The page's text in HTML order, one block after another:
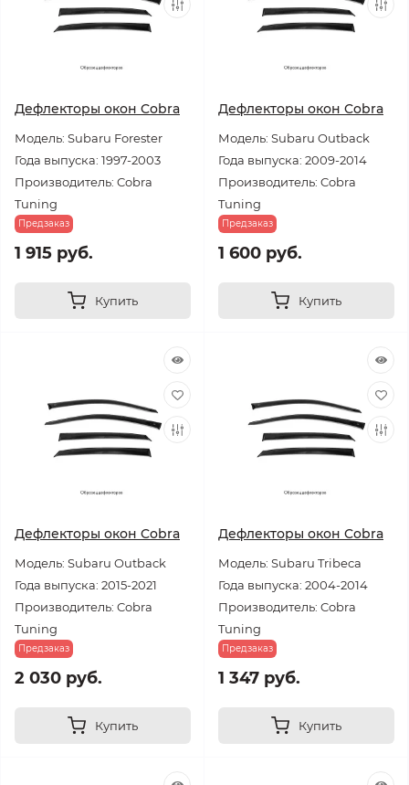
Дефлекторы окон Cobra
Модель: Subaru Forester
Года выпуска: 1997-2003
Производитель: Cobra
Tuning
Предзаказ
1 915 руб.
Купить
Дефлекторы окон Cobra
Модель: Subaru Outback
Года выпуска: 2009-2014
Производитель: Cobra
Tuning
Предзаказ
1 600 руб.
Купить
Дефлекторы окон Cobra
Модель: Subaru Outback
Года выпуска: 2015-2021
Производитель: Cobra
Tuning
Предзаказ
2 030 руб.
Купить
Дефлекторы окон Cobra
Модель: Subaru Tribeca
Года выпуска: 2004-2014
Производитель: Cobra
Tuning
Предзаказ
1 347 руб.
Купить